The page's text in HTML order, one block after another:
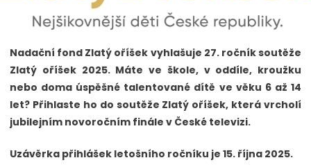
Nadační fond Zlatý oříšek vyhlašuje 27. ročník soutěže
Zlatý oříšek 2025. Máte ve škole, v oddíle, kroužku
nebo doma úspěšné talentované dítě ve věku 6 až 14
let? Přihlaste ho do soutěže Zlatý oříšek, která vrcholí
jubilejním novoročním finále v České televizi.
Uzávěrka přihlášek letošního ročníku je 15. října 2025.